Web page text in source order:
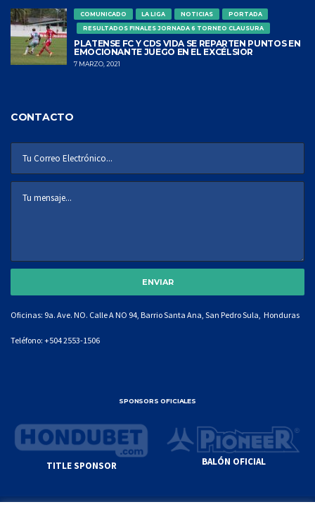
COMUNICADO LA LIGA NOTICIAS
PORTADA
RESULTADOS FINALES JORNADA 6 TORNEO CLAUSURA
PLATENSE FC Y CDS VIDA SE REPARTEN PUNTOS EN
EMOCIONANTE JUEGO EN EL EXCÉLSIOR
7 MARZO, 2021
CONTACTO
Oficinas: 9a. Ave. NO. Calle A NO 94, Barrio Santa Ana, San Pedro Sula, Honduras
Teléfono: +504 2553-1506
SPONSORS OFICIALES
TITLE SPONSOR BALÓN OFICIAL